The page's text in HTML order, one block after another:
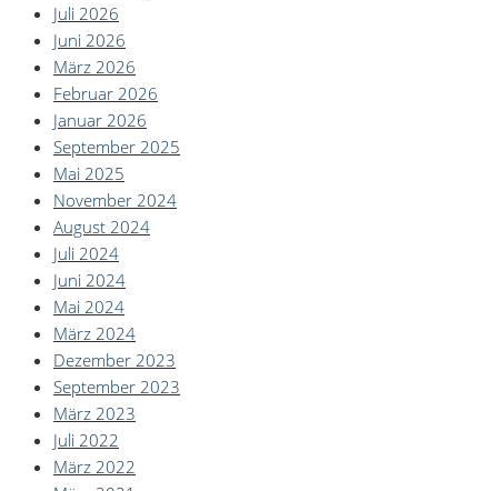
Juli 2026
Juni 2026
März 2026
Februar 2026
Januar 2026
September 2025
Mai 2025
November 2024
August 2024
Juli 2024
Juni 2024
Mai 2024
März 2024
Dezember 2023
September 2023
März 2023
Juli 2022
März 2022